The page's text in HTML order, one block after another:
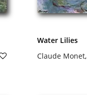
Water Lilies
Claude Monet,